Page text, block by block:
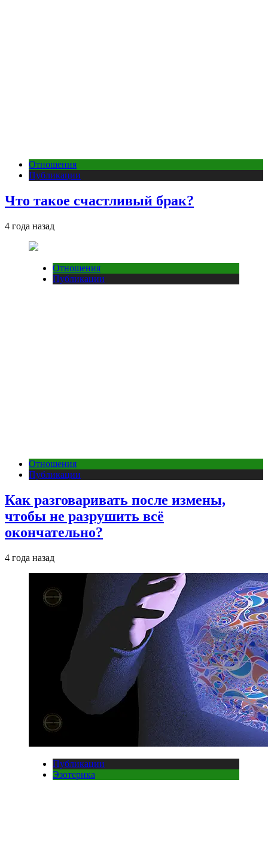
Отношения
Публикации
Что такое счастливый брак?
4 года назад
Отношения
Публикации
Отношения
Публикации
Как разговаривать после измены,
чтобы не разрушить всё
окончательно?
4 года назад
Публикации
Эзотерика